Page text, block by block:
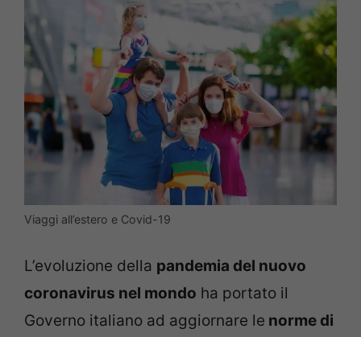
Viaggi all’estero e Covid-19
L’evoluzione della pandemia del nuovo
coronavirus nel mondo ha portato il
Governo italiano ad aggiornare le norme di